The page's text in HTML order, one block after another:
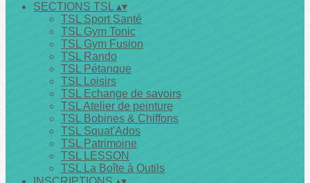
SECTIONS TSL ▴▾
TSL Sport Santé
TSL Gym Tonic
TSL Gym Fusion
TSL Rando
TSL Pétanque
TSL Loisirs
TSL Echange de savoirs
TSL Atelier de peinture
TSL Bobines & Chiffons
TSL Squat'Ados
TSL Patrimoine
TSL LESSON
TSL La Boîte à Outils